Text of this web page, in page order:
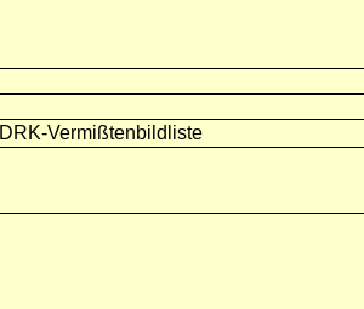
DRK-Vermißtenbildliste